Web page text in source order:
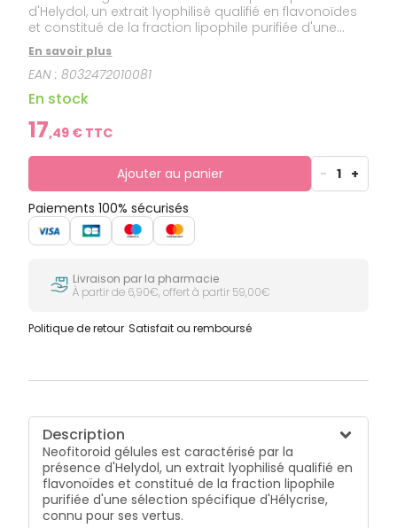
d'Helydol, un extrait lyophilisé qualifié en flavonoïdes
et constitué de la fraction lipophile purifiée d'une
sélection spécifique d'Hélycrise, connu pour ses
vertus.
En savoir plus
EAN :8032472010081
En stock
17,49 € TTC
Ajouter au panier - 1 +
Paiements 100% sécurisés
Livraison par la pharmacie
À partir de 6,90€, offert à partir 59,00€
Politique de retour Satisfait ou remboursé
Description
Neofitoroid gélules est caractérisé par la
présence d'Helydol, un extrait lyophilisé qualifié en
flavonoïdes et constitué de la fraction lipophile
purifiée d'une sélection spécifique d'Hélycrise,
connu pour ses vertus.